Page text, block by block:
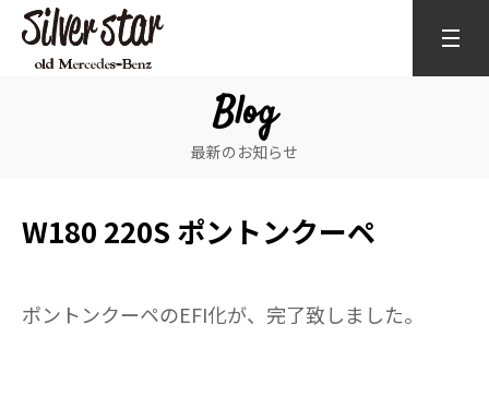
Blog
最新のお知らせ
W180 220S ポントンクーペ
ポントンクーペのEFI化が、完了致しました。